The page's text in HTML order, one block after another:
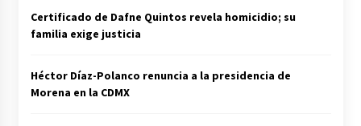
Certificado de Dafne Quintos revela homicidio; su
familia exige justicia
Héctor Díaz-Polanco renuncia a la presidencia de
Morena en la CDMX